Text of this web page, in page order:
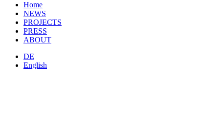
Home
NEWS
PROJECTS
PRESS
ABOUT
DE
English